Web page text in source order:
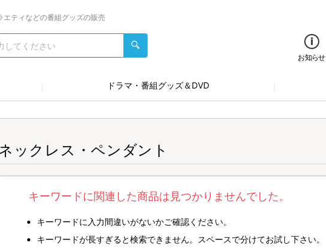
ティなどの番組グッズの販売
お知らせ
ドラマ・番組グッズ＆DVD
ックレス・ペンダント
キーワードに関連した商品は見つかりませんでした。
キーワードに入力間違いがないかご確認ください。
キーワードが長すぎると検索できません。スペースで分けてお試し下さい。